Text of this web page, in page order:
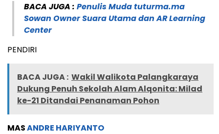
BACA JUGA : Penulis Muda tuturma.ma
Sowan Owner Suara Utama dan AR Learning
Center
PENDIRI
BACA JUGA : Wakil Walikota Palangkaraya
Dukung Penuh Sekolah Alam Alqonita: Milad
ke-21 Ditandai Penanaman Pohon
MASANDRE HARIYANTO